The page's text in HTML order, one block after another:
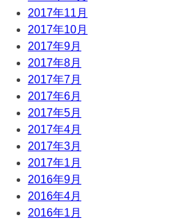
2017年11月
2017年10月
2017年9月
2017年8月
2017年7月
2017年6月
2017年5月
2017年4月
2017年3月
2017年1月
2016年9月
2016年4月
2016年1月